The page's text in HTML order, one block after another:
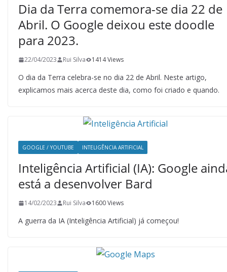
Dia da Terra comemora-se dia 22 de
Abril. O Google deixou este doodle
para 2023.
22/04/2023 Rui Silva 1414 Views
O dia da Terra celebra-se no dia 22 de Abril. Neste artigo,
explicamos mais acerca deste dia, como foi criado e quando.
GOOGLE / YOUTUBE INTELIGÊNCIA ARTIFICIAL
Inteligência Artificial (IA): Google
está a desenvolver Bard
14/02/2023 Rui Silva 1600 Views
A guerra da IA (Inteligência Artificial) já começou!